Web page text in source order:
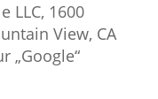
LLC, 1600
View, CA
„Google“